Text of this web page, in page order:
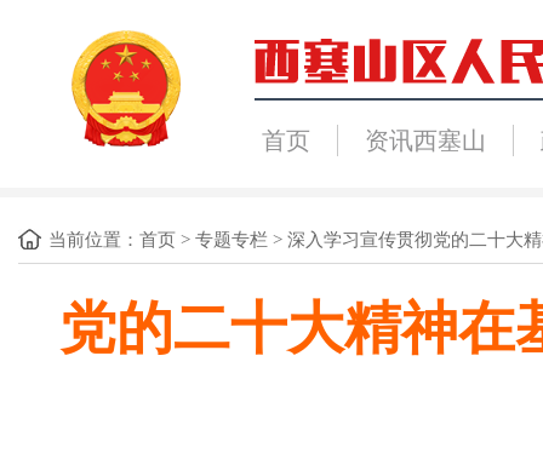
首页 资讯西塞山
当前位置： 首页 > 专题专栏 > 深入学习宣传贯彻党的二十大
党的二十大精神在